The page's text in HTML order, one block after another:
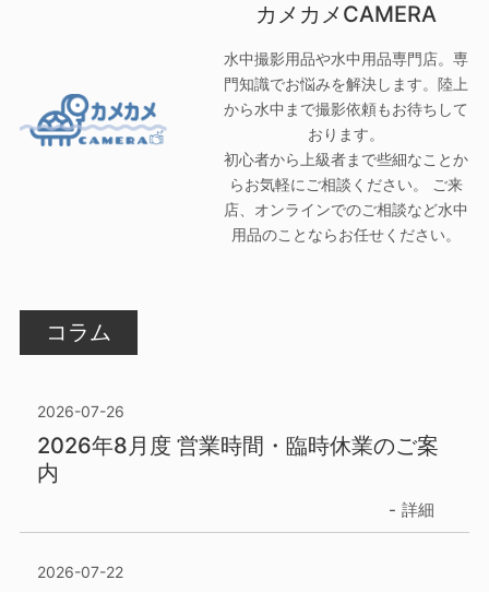
カメカメCAMERA
水中撮影用品や水中用品専門店。専
門知識でお悩みを解決します。陸上
から水中まで撮影依頼もお待ちして
おります。
初心者から上級者まで些細なことか
らお気軽にご相談ください。 ご来
店、オンラインでのご相談など水中
用品のことならお任せください。
コラム
2026-07-26
2026年8月度 営業時間・臨時休業のご案
内
詳細
2026-07-22